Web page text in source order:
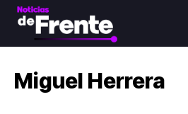
Miguel Herrera